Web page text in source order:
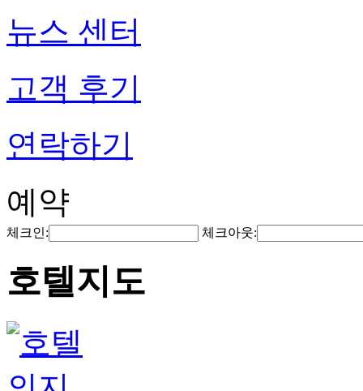
뉴스 센터
고객 후기
연락하기
예약
체크인: 체크아웃:
호텔지도